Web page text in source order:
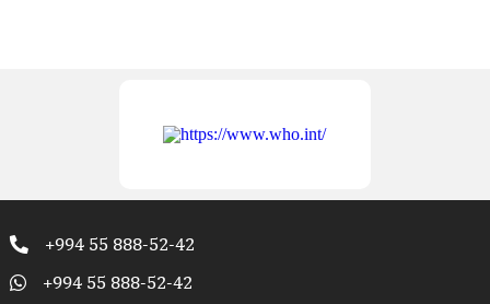
+994 55 888-52-42
+994 55 888-52-42